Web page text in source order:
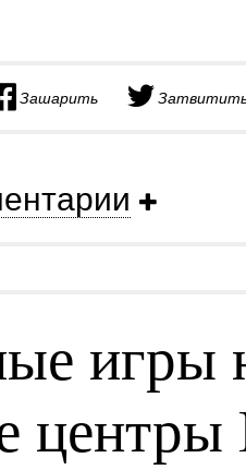
Зашарить
игры
центры